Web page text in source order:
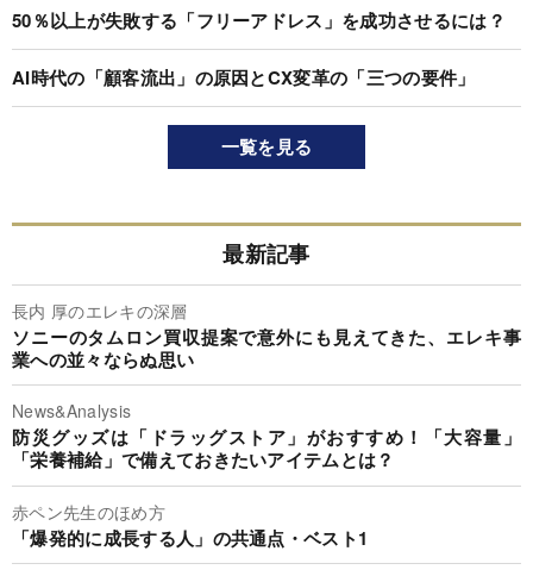
50％以上が失敗する「フリーアドレス」を成功させるには？
AI時代の「顧客流出」の原因とCX変革の「三つの要件」
一覧を見る
最新記事
長内 厚のエレキの深層
ソニーのタムロン買収提案で意外にも見えてきた、エレキ事
業への並々ならぬ思い
News&Analysis
防災グッズは「ドラッグストア」がおすすめ！「大容量」
「栄養補給」で備えておきたいアイテムとは？
赤ペン先生のほめ方
「爆発的に成長する人」の共通点・ベスト1